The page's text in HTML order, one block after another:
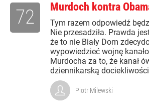
Murdoch kontra
Tym razem odpowiedź
Nie przesadziła. Prawda
że to nie Biały Dom
wypowiedzieć wojnę
Murdocha za to, że kanał
dziennikarską
72
Piotr Milewski